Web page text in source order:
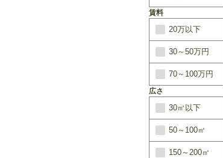
賃料
20万以下
30～50万円
70～100万円
広さ
30㎡以下
50～100㎡
150～200㎡